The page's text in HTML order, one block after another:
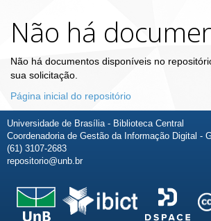
Não há
Não há documentos disponíveis no
sua solicitação.
Página inicial do repositório
Universidade de Brasília - Biblioteca Central
Coordenadoria de Gestão da Informação Digital -
(61) 3107-2683
repositorio@unb.br